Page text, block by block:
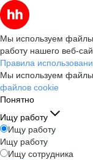
Мы используем файлы
работу нашего веб-
Правила
Мы используем файлы
файлов cookie
Понятно
Ищу работу
Ищу работу
Ищу работу
Ищу сотрудника